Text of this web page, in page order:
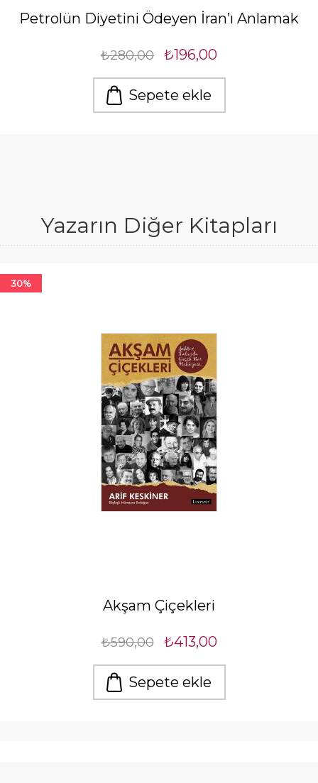
Petrolün Diyetini Ödeyen İran’ı Anlamak
₺280,00 ₺196,00
Sepete ekle
Yazarın Diğer Kitapları
30%
Akşam Çiçekleri
₺590,00 ₺413,00
Sepete ekle